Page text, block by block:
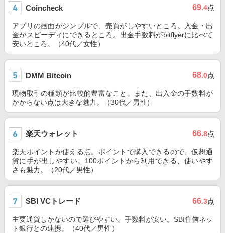
Coincheck 69.4点
アプリの画面がシンプルで、売買がしやすいところ。入金・出
金がスピーディにできるところ。出金手数料がbitflyerに比べて
安いところ。（40代／女性）
DMM Bitcoin 68.0点
現物取引の種類が比較的豊富なこと。また、出入金の手数料が
かからない点は大きな魅力。（30代／男性）
楽天ウォレット 66.8点
楽天ポイントが使える点。ポイントで購入できるので、仮想通
貨に手が出しやすい。100ポイントから利用できる、使いやす
さも魅力。（20代／男性）
SBI VCトレード 66.3点
主要通貨しかないので選びやすい。手数料が安い。SBI住信ネッ
ト銀行との連携。（40代／男性）